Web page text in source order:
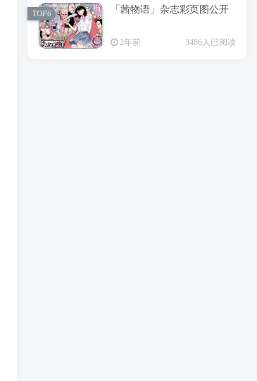
「茜物语」杂志彩页图公开
2年前 3486人已阅读
TOP6 2年前 5038人已阅读
经典杯子蛋糕 佐岸 漫画「经
典杯子蛋糕」宣布真人日剧
TOP4